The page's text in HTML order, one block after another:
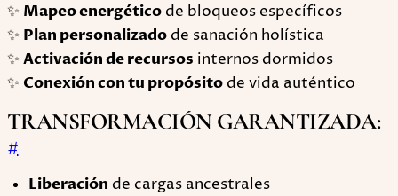
✨ Mapeo energético de bloqueos específicos
✨ Plan personalizado de sanación holística
✨ Activación de recursos internos dormidos
✨ Conexión con tu propósito de vida auténtico
TRANSFORMACIÓN GARANTIZADA:
#
Liberación de cargas ancestrales